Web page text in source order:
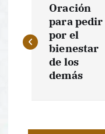
a
v
Oración
para pedir
por el
bienestar
de los
demás